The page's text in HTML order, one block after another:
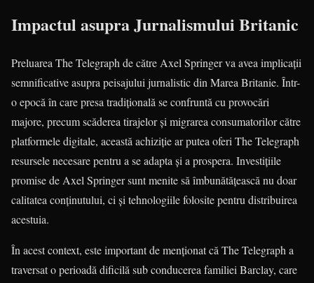
Impactul asupra Jurnalismului Britanic
Preluarea The Telegraph de către Axel Springer va avea implicații
semnificative asupra peisajului jurnalistic din Marea Britanie. Într-
o epocă în care presa tradițională se confruntă cu provocări
majore, precum scăderea tirajelor și migrarea consumatorilor către
platformele digitale, această achiziție ar putea oferi The Telegraph
resursele necesare pentru a se adapta și a prospera. Investițiile
promise de Axel Springer sunt menite să îmbunătățească nu doar
calitatea conținutului, ci și tehnologiile folosite pentru distribuirea
acestuia.
În acest context, este important de menționat că The Telegraph a
traversat o perioadă dificilă sub conducerea familiei Barclay, care